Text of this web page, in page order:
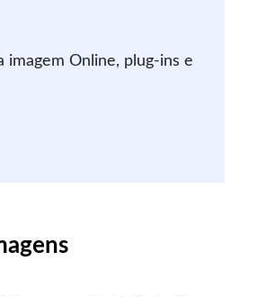
imagem Online, plug-ins e